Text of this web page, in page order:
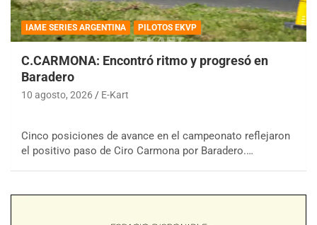
IAME SERIES ARGENTINA PILOTOS EKVP
C.CARMONA: Encontró ritmo y progresó en
Baradero
10 agosto, 2026 E-Kart
Cinco posiciones de avance en el campeonato reflejaron
el positivo paso de Ciro Carmona por Baradero.…